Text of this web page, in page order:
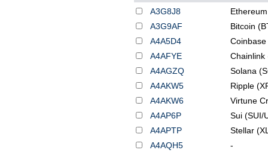
A3G8J8
A3G9AF
Bitcoin
A4A5D4
A4AFYE
Chainlink
A4AGZQ
Solana
A4AKW5
Ripple
A4AKW6
Virtune
A4AP6P
Sui (SUI/
A4APTP
Stellar
A4AQH5
-